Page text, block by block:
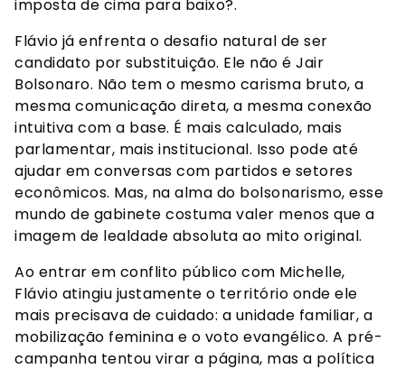
imposta de cima para baixo?.
Flávio já enfrenta o desafio natural de ser
candidato por substituição. Ele não é Jair
Bolsonaro. Não tem o mesmo carisma bruto, a
mesma comunicação direta, a mesma conexão
intuitiva com a base. É mais calculado, mais
parlamentar, mais institucional. Isso pode até
ajudar em conversas com partidos e setores
econômicos. Mas, na alma do bolsonarismo, esse
mundo de gabinete costuma valer menos que a
imagem de lealdade absoluta ao mito original.
Ao entrar em conflito público com Michelle,
Flávio atingiu justamente o território onde ele
mais precisava de cuidado: a unidade familiar, a
mobilização feminina e o voto evangélico. A pré-
campanha tentou virar a página, mas a política